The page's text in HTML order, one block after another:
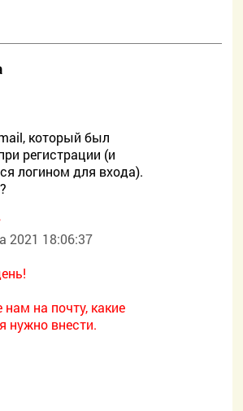
который был
регистрации (и
логином для входа).
2021 18:06:37
на почту, какие
нужно внести.